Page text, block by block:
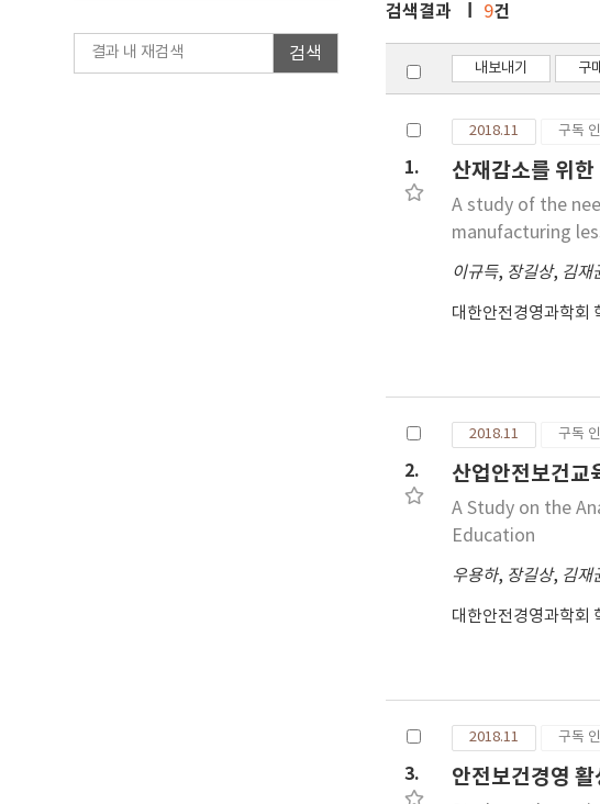
검색
검색결과 9건
내보내기 구
1.
2018.11 구독
산재감소를 위
A study of the
manufacturing
이규득, 장길상, 김재
대한안전경영과학회
2.
2018.11 구독
산업안전보건교
A Study on the
Education
우용하, 장길상, 김재
대한안전경영과학회
3.
2018.11 구독
안전보건경영